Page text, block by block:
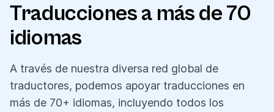
Traducciones a más de 70
idiomas
A través de nuestra diversa red global de
traductores, podemos apoyar traducciones en
más de 70+ idiomas, incluyendo todos los